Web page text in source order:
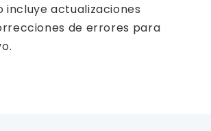
incluye actualizaciones
de errores para